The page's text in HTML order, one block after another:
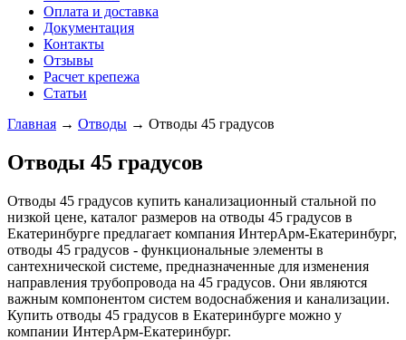
Оплата и доставка
Документация
Контакты
Отзывы
Расчет крепежа
Статьи
Главная → Отводы → Отводы 45 градусов
Отводы 45 градусов
Отводы 45 градусов купить канализационный стальной по
низкой цене, каталог размеров на отводы 45 градусов в
Екатеринбурге предлагает компания ИнтерАрм-Екатеринбург,
отводы 45 градусов - функциональные элементы в
сантехнической системе, предназначенные для изменения
направления трубопровода на 45 градусов. Они являются
важным компонентом систем водоснабжения и канализации.
Купить отводы 45 градусов в Екатеринбурге можно у
компании ИнтерАрм-Екатеринбург.